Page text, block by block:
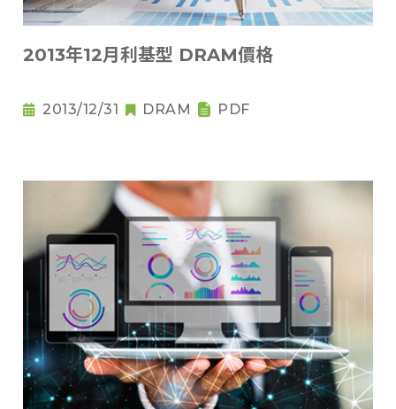
2013年12月利基型 DRAM價格
2013/12/31 DRAM PDF